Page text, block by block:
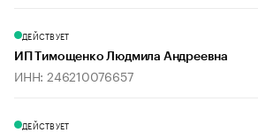
ДЕЙСТВУЕТ
ИП Тимощенко Людмила Андреевна
ИНН: 246210076657
ДЕЙСТВУЕТ